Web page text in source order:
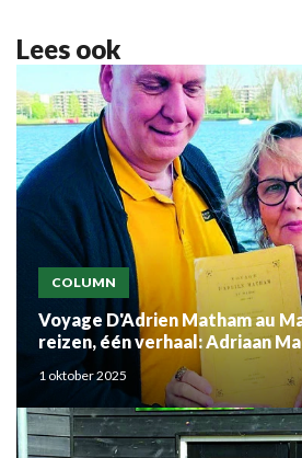
Lees ook
COLUMN
Voyage D'Adrien Matham au
reizen, één verhaal: Adriaan
Mouden
1 oktober 2025